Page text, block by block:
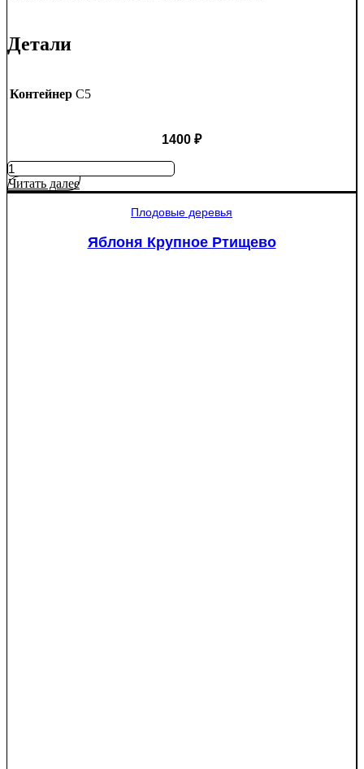
Детали
Контейнер C5
1400 ₽
Количество
товара
Яблоня
Читать далее
Плодовые деревья
Яблоня Крупное Ртищево